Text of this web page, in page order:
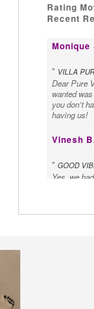
Rating
Recent
" VILLA
Dear Pure
wanted
you don’t
having us!
Vinesh
" GOOD
Yes, we
VILLA
We
the Bali
Special